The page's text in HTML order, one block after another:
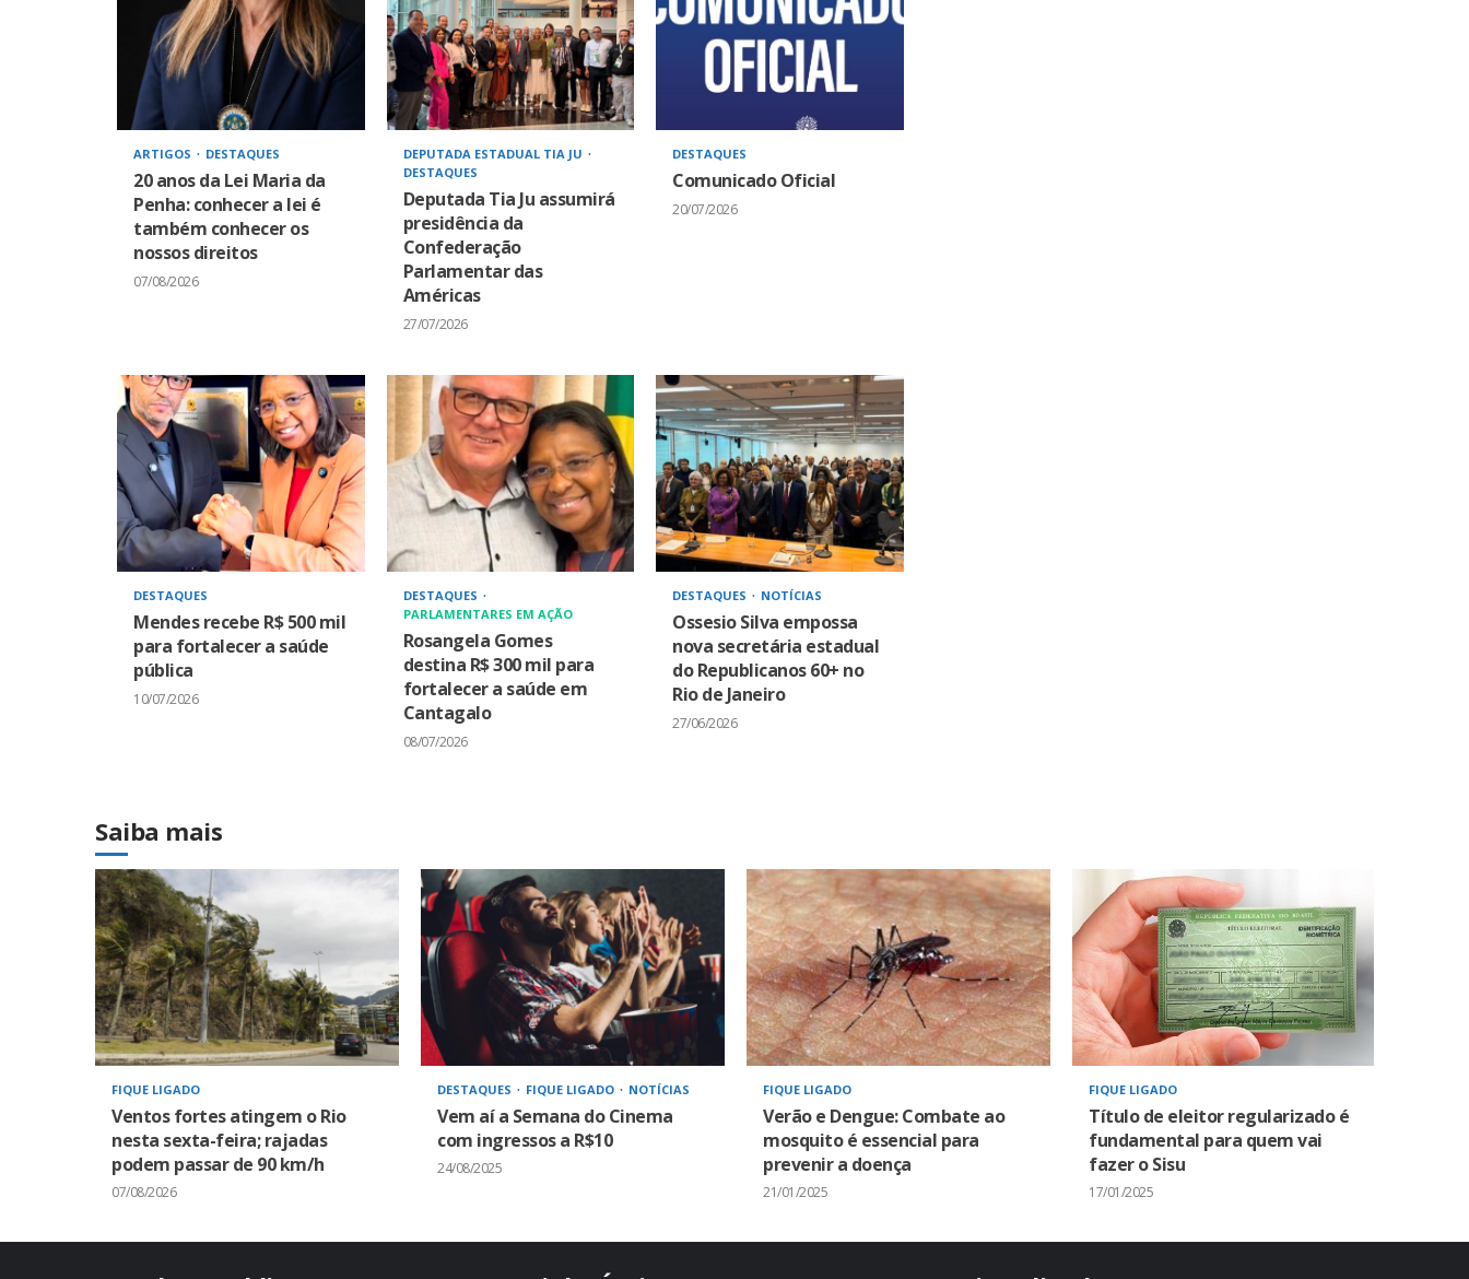
ARTIGOS DESTAQUES
20 anos da Lei Maria da
Penha: conhecer a lei é
também conhecer os
nossos direitos
07/08/2026
DEPUTADA ESTADUAL TIA JU
DESTAQUES
Deputada Tia Ju assumirá
presidência da
Confederação
Parlamentar das
Américas
27/07/2026
DESTAQUES
Comunicado Oficial
20/07/2026
DESTAQUES
Mendes recebe R$ 500 mil
para fortalecer a saúde
pública
10/07/2026
DESTAQUES
PARLAMENTARES EM AÇÃO
Rosangela Gomes
destina R$ 300 mil para
fortalecer a saúde em
Cantagalo
08/07/2026
DESTAQUES NOTÍCIAS
Ossesio Silva empossa
nova secretária estadual
do Republicanos 60+ no
Rio de Janeiro
27/06/2026
Saiba mais
FIQUE LIGADO
Ventos fortes atingem o Rio
nesta sexta-feira; rajadas
podem passar de 90 km/h
07/08/2026
DESTAQUES FIQUE LIGADO NOTÍCIAS
Vem aí a Semana do Cinema
com ingressos a R$10
24/08/2025
FIQUE LIGADO
Verão e Dengue: Combate ao
mosquito é essencial para
prevenir a doença
21/01/2025
FIQUE LIGADO
Título de eleitor regularizado é
fundamental para quem vai
fazer o Sisu
17/01/2025